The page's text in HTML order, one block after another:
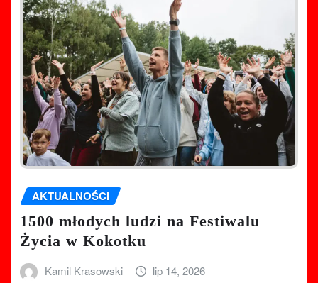
AKTUALNOŚCI
1500 młodych ludzi na Festiwalu
Życia w Kokotku
Kamil Krasowski lip 14, 2026